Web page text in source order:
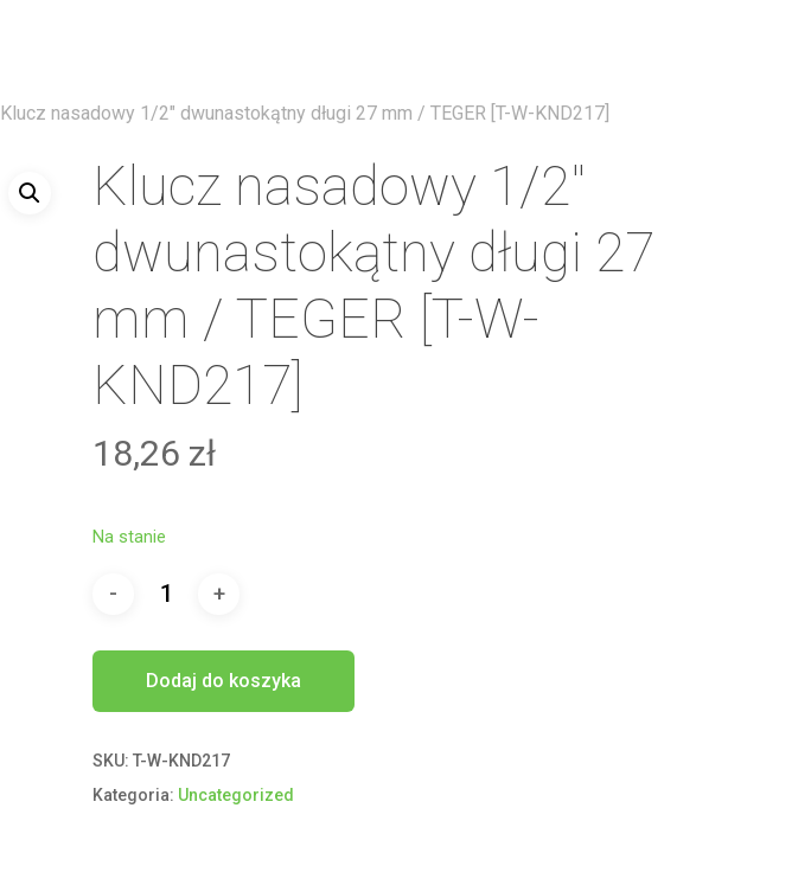
Klucz nasadowy 1/2″ dwunastokątny długi 27 mm / TEGER [T-W-KND217]
Klucz nasadowy 1/2″
dwunastokątny długi 27
mm / TEGER [T-W-
KND217]
18,26 zł
Na stanie
Dodaj do koszyka
SKU:T-W-KND217
Kategoria: Uncategorized